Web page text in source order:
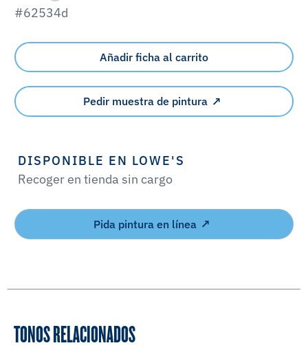
#62534d
Añadir ficha al carrito
Pedir muestra de pintura
DISPONIBLE EN LOWE'S
Recoger en tienda sin cargo
Pida pintura en línea
TONOS RELACIONADOS